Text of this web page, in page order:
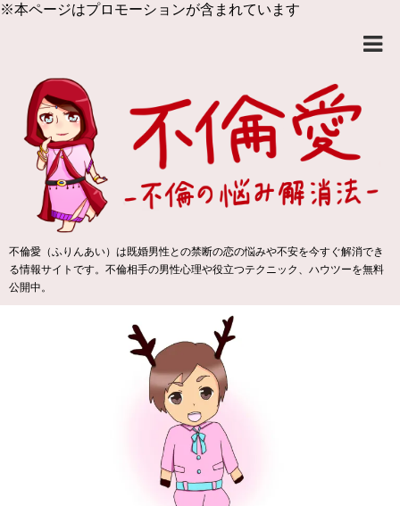
※本ページはプロモーションが含まれています
不倫愛（ふりんあい）は既婚男性との禁断の恋の悩みや不安を今すぐ解消でき
る情報サイトです。不倫相手の男性心理や役立つテクニック、ハウツーを無料
公開中。